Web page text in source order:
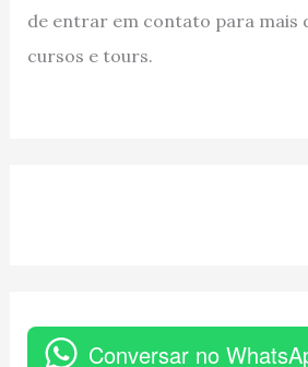
de entrar em contato para mais
cursos e tours.
Conversar no